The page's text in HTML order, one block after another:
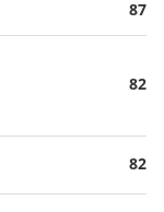
87
82
82